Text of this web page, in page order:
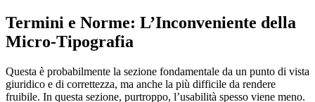
Termini e Norme: L’Inconveniente della
Micro-Tipografia
Questa è probabilmente la sezione fondamentale da un punto di vista
giuridico e di correttezza, ma anche la più difficile da rendere
fruibile. In questa sezione, purtroppo, l’usabilità spesso viene meno.